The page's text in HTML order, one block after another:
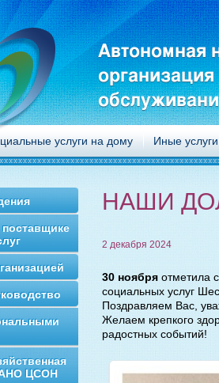
Автономная
услуги на дому Иные услуги
АНО ЦСОН
НАШИ
2 декабря 2024
30 ноября отметила
социальных услуг
Поздравляем Вас,
Желаем крепкого
радостных событий!